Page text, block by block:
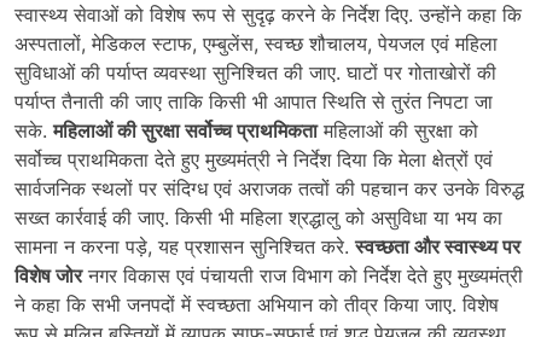
स्वास्थ्य सेवाओं को विशेष रूप से सुदृढ़ करने के निर्देश दिए. उन्होंने कहा कि
अस्पतालों, मेडिकल स्टाफ, एम्बुलेंस, स्वच्छ शौचालय, पेयजल एवं महिला
सुविधाओं की पर्याप्त व्यवस्था सुनिश्चित की जाए. घाटों पर गोताखोरों की
पर्याप्त तैनाती की जाए ताकि किसी भी आपात स्थिति से तुरंत निपटा जा
सके.महिलाओं की सुरक्षा सर्वोच्च प्राथमिकतामहिलाओं की सुरक्षा को
सर्वोच्च प्राथमिकता देते हुए मुख्यमंत्री ने निर्देश दिया कि मेला क्षेत्रों एवं
सार्वजनिक स्थलों पर संदिग्ध एवं अराजक तत्वों की पहचान कर उनके विरुद्ध
सख्त कार्रवाई की जाए. किसी भी महिला श्रद्धालु को असुविधा या भय का
सामना न करना पड़े, यह प्रशासन सुनिश्चित करे.स्वच्छता और स्वास्थ्य पर
विशेष जोरनगर विकास एवं पंचायती राज विभाग को निर्देश देते हुए मुख्यमंत्री
ने कहा कि सभी जनपदों में स्वच्छता अभियान को तीव्र किया जाए. विशेष